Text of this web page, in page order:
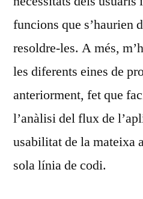
funcions que s’haurien
resoldre-les. A més,
les diferents eines de
anteriorment, fet que
l’anàlisi del flux de
usabilitat de la mateixa
sola línia de codi.